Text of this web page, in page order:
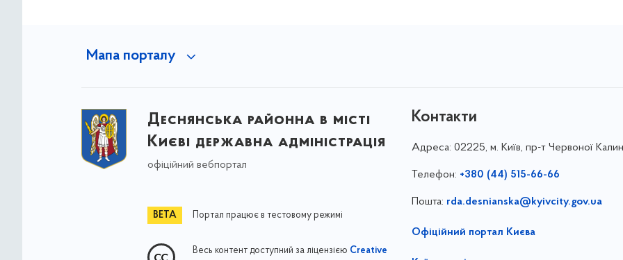
Мапа порталу
Деснянська районна в місті
Києві державна адміністрація
офіційний вебпортал
Портал працює в тестовому режимі
Весь контент доступний за ліцензією Creative
Контакти
Адреса: 02225, м. Київ, пр-т Червоної
Телефон: +380 (44) 515-66-66
Пошта: rda.desnianska@kyivcity.gov.ua
Офіційний портал Києва